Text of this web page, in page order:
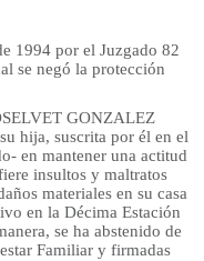
1994 por el Juzgado 82
se negó la protección
GONZALEZ
hija, suscrita por él en el
en mantener una actitud
insultos y maltratos
materiales en su casa
en la Décima Estación
se ha abstenido de
Familiar y firmadas